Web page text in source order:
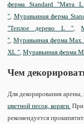
ферма Standard "Мята
", Муравьиная ферма
"Теплое дерево L ",
", Муравьиная ферма
XL ", Муравьиная ферма
Чем
Для декорирования
цветной песок, коряги. При
рекомендуется